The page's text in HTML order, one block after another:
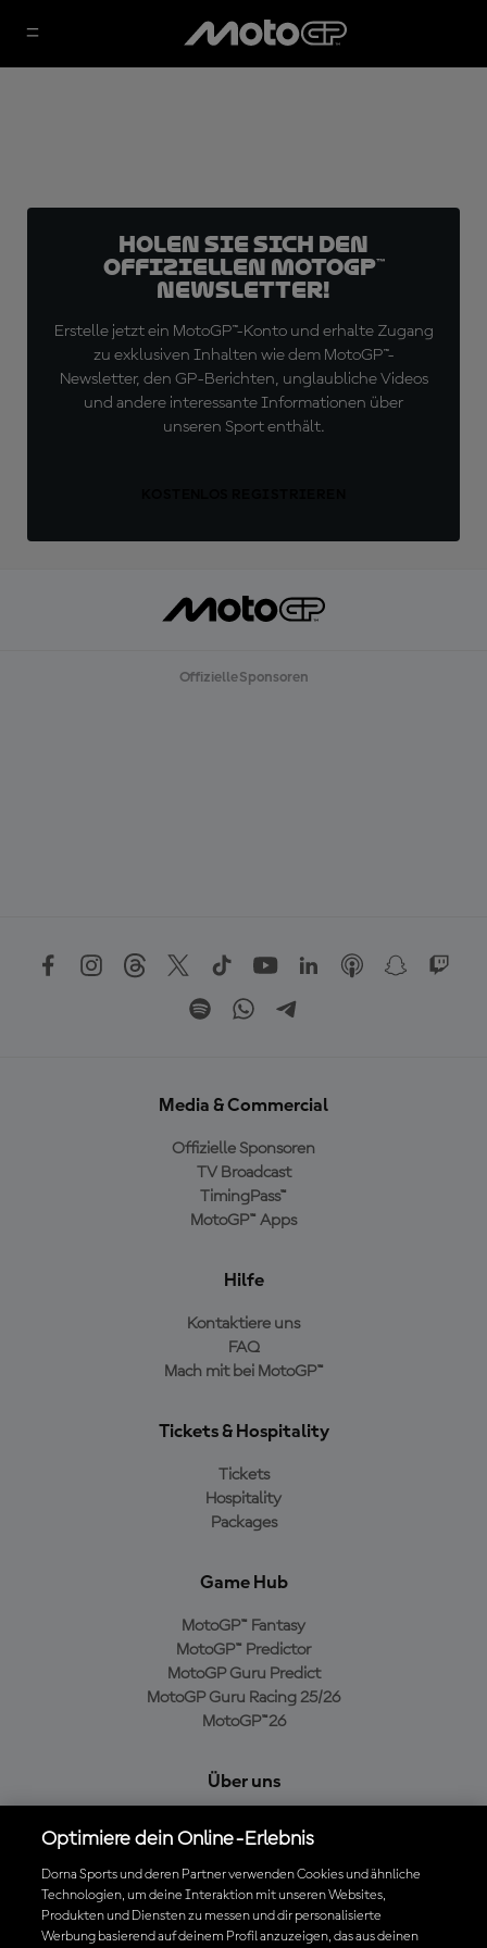
Holen Sie sich den
offiziellen MotoGP™
Newsletter!
Erstelle jetzt ein MotoGP™-Konto und erhalte Zugang
zu exklusiven Inhalten wie dem MotoGP™-
Newsletter, den GP-Berichten, unglaubliche Videos
und andere interessante Informationen über
unseren Sport enthält.
Offizielle Sponsoren
Media & Commercial
Offizielle Sponsoren
TV Broadcast
TimingPass™
MotoGP™ Apps
Hilfe
Kontaktiere uns
FAQ
Mach mit bei MotoGP™
Tickets & Hospitality
Tickets
Hospitality
Packages
Game Hub
MotoGP™ Fantasy
MotoGP™ Predictor
MotoGP Guru Predict
MotoGP Guru Racing 25/26
MotoGP™26
Über uns
Cookie-Richtlinien
Geschäftsbedingungen
Datenschutzrichtlinien
Kaufrichtlinie
Optimiere dein Online-Erlebnis
Dorna Sports und deren Partner verwenden Cookies und ähnliche
Technologien, um deine Interaktion mit unseren Websites,
Produkten und Diensten zu messen und dir personalisierte
Werbung basierend auf deinem Profil anzuzeigen, das aus deinen